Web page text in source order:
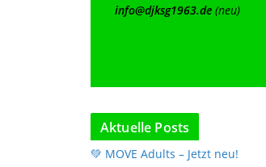
info@djksg1963.de (neu)
Aktuelle Posts
💚 MOVE Adults – Jetzt neu!